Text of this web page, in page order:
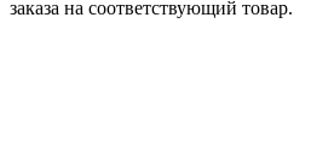
заказа на соответствующий товар.